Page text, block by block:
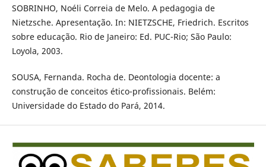
SOBRINHO, Noéli Correia de Melo. A pedagogia de
Nietzsche. Apresentação. In: NIETZSCHE, Friedrich. Escritos
sobre educação. Rio de Janeiro: Ed. PUC-Rio; São Paulo:
Loyola, 2003.
SOUSA, Fernanda. Rocha de. Deontologia docente: a
construção de conceitos ético-profissionais. Belém:
Universidade do Estado do Pará, 2014.